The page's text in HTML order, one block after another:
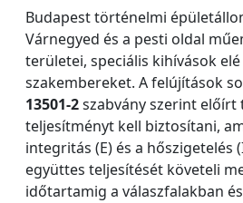
Budapest történelmi
Várnegyed és a pesti oldal
területei, speciális kihívások
szakembereket. A felújítások
13501-2szabvány szerint előírt
teljesítményt kell biztosítani,
integritás (E) és a hőszigetelés
együttes teljesítését követeli
időtartamig a válaszfalakban